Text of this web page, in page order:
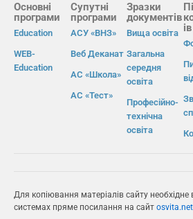
Основні
програми
Education
WEB-
Education
Супутні
програми
АСУ «ВНЗ»
Веб Деканат
АС «Школа»
АС «Тест»
Зразки
документів
Вища освіта
Загальна
середня
освіта
Професійно-
технічна
освіта
ів
Для копіювання матеріалів сайту
системах пряме посилання на сайт osvita.net